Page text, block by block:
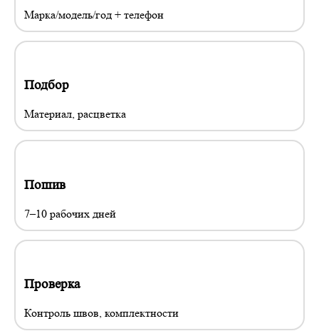
Марка/модель/год + телефон
Подбор
Материал, расцветка
Пошив
7–10 рабочих дней
Проверка
Контроль швов, комплектности